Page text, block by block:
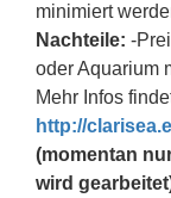
minimiert
Nachteile: -
oder Aquarium
Mehr Infos
http://
(momentan
wird